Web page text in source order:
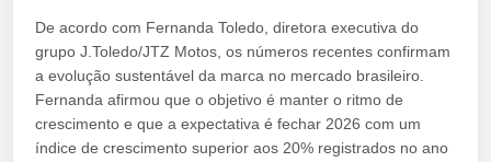
De acordo com Fernanda Toledo, diretora executiva do
grupo J.Toledo/JTZ Motos, os números recentes confirmam
a evolução sustentável da marca no mercado brasileiro.
Fernanda afirmou que o objetivo é manter o ritmo de
crescimento e que a expectativa é fechar 2026 com um
índice de crescimento superior aos 20% registrados no ano